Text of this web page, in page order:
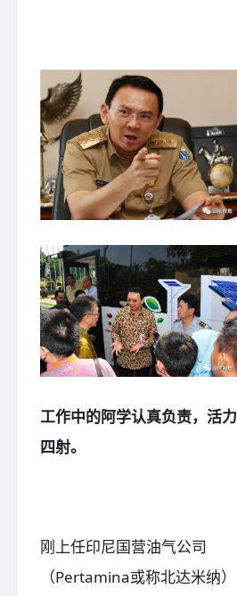
工作中的阿学认真负责，活力
四射。
刚上任印尼国营油气公司
（Pertamina或称北达米纳）